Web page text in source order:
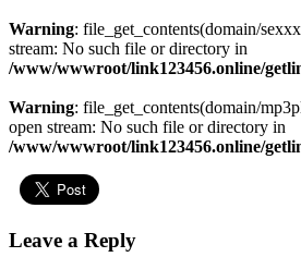
Warning: file_get_contents(domain/
stream: No such file or directory in
/www/wwwroot/link123456.online/
Warning: file_get_contents(domain/
open stream: No such file or directory in
/www/wwwroot/link123456.online/
Leave a Reply